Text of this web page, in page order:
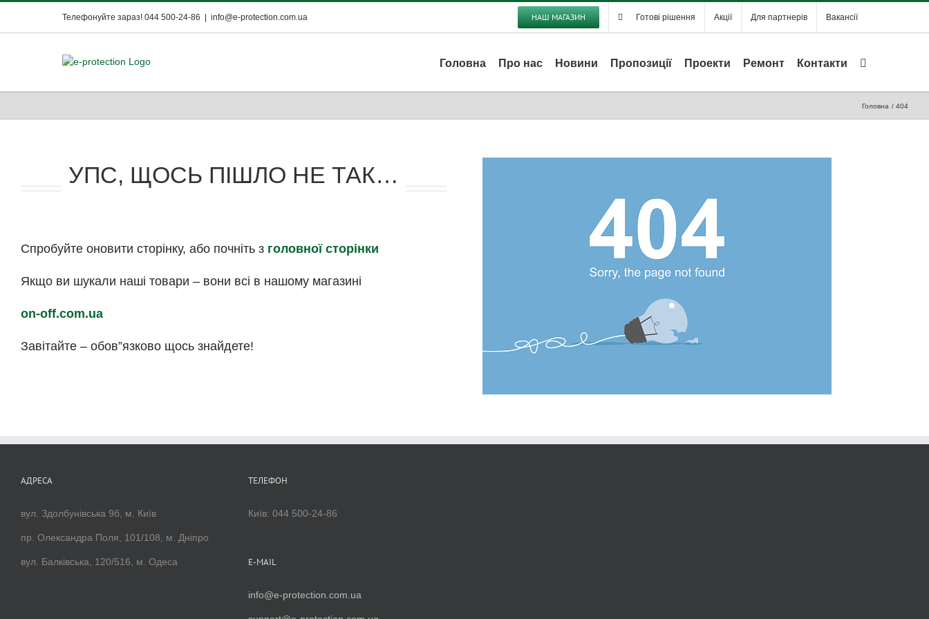
content
Телефонуйте зараз! 044 500-24-86 info@e-protection.com.ua НАШ МАГАЗИН Готові рішення Акції Для партнерів Вакансії
Головна Про нас Новини Пропозиції Проекти Ремонт Контакти
Головна 404
УПС, ЩОСЬ ПІШЛО НЕ ТАК…
Спробуйте оновити сторінку, або почніть з головної сторінки
Якщо ви шукали наші товари – вони всі в нашому магазині
on-off.com.ua
Завітайте – обов”язково щось знайдете!
АДРЕСА
вул. Здолбунівська 9б, м. Київ
пр. Олександра Поля, 101/108, м. Дніпро
вул. Балківська, 120/516, м. Одеса
ТЕЛЕФОН
Київ: 044 500-24-86
E-MAIL
info@e-protection.com.ua